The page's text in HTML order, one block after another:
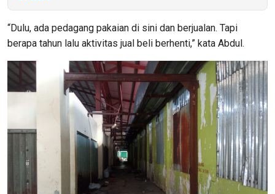
“Dulu, ada pedagang pakaian di sini dan berjualan. Tapi
berapa tahun lalu aktivitas jual beli berhenti,” kata Abdul.